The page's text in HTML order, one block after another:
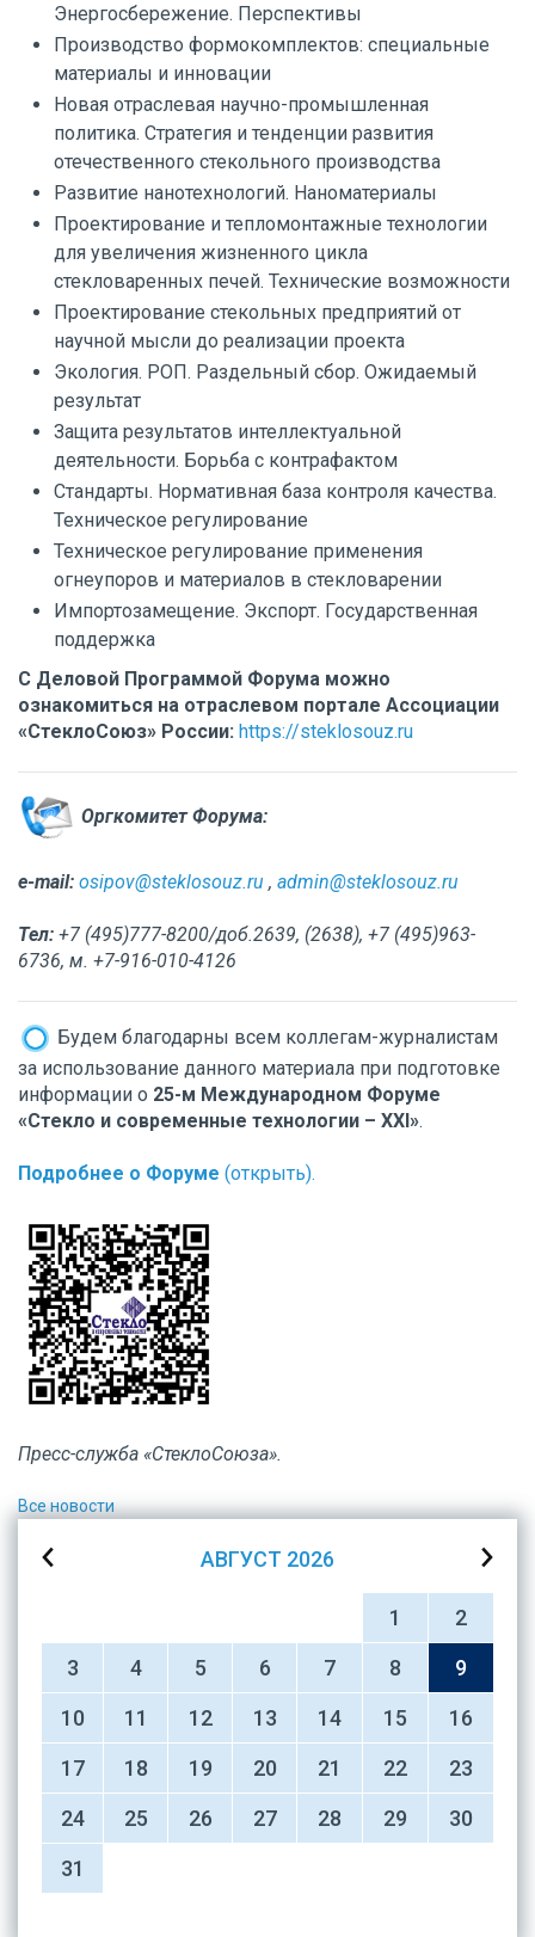
Энергосбережение. Перспективы
Производство формокомплектов: специальные
материалы и инновации
Новая отраслевая научно-промышленная
политика. Стратегия и тенденции развития
отечественного стекольного производства
Развитие нанотехнологий. Наноматериалы
Проектирование и тепломонтажные технологии
для увеличения жизненного цикла
стекловаренных печей. Технические возможности
Проектирование стекольных предприятий от
научной мысли до реализации проекта
Экология. РОП. Раздельный сбор. Ожидаемый
результат
Защита результатов интеллектуальной
деятельности. Борьба с контрафактом
Стандарты. Нормативная база контроля качества.
Техническое регулирование
Техническое регулирование применения
огнеупоров и материалов в стекловарении
Импортозамещение. Экспорт. Государственная
поддержка
С Деловой Программой Форума можно
ознакомиться на отраслевом портале Ассоциации
«СтеклоСоюз» России: https://steklosouz.ru
Оргкомитет Форума:
e-mail: osipov@steklosouz.ru , admin@steklosouz.ru
Тел: +7 (495)777-8200/доб.2639, (2638), +7 (495)963-
6736, м. +7-916-010-4126
Будем благодарны всем коллегам-журналистам
за использование данного материала при подготовке
информации о 25-м Международном Форуме
«Стекло и современные технологии – XXI».
Подробнее о Форуме (открыть).
Пресс-служба «СтеклоСоюза».
Все новости
АВГУСТ 2026
1
2
3
4 5 6 7 8
9
10
11 12 13 14 15
16
17
18 19 20 21 22
23
24
25 26 27 28 29
30
31